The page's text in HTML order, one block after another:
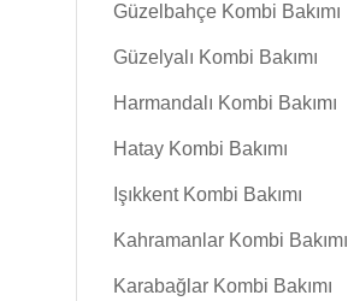
Güzelbahçe Kombi Bakımı
Güzelyalı Kombi Bakımı
Harmandalı Kombi Bakımı
Hatay Kombi Bakımı
Işıkkent Kombi Bakımı
Kahramanlar Kombi Bakımı
Karabağlar Kombi Bakımı